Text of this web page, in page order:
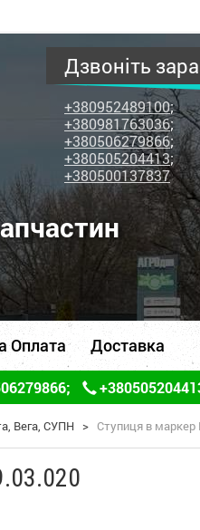
Дзвоніть
+380952489100;
+380981763036;
+380506279866;
+380505204413;
+380500137837
Оплата Доставка
;
Вега, СУПН > Ступиця в маркер